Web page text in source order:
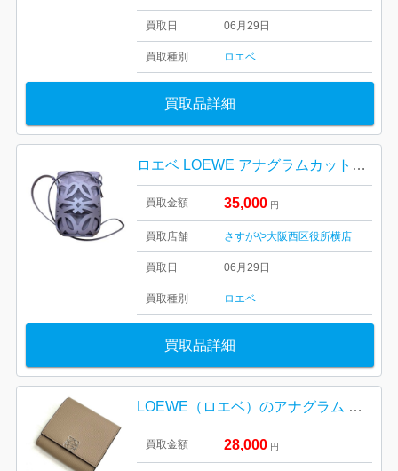
買取日 06月29日
買取種別 ロエベ
買取品詳細
ロエベ LOEWE アナグラムカットアウト ショルダーバッグ
買取金額 35,000 円
買取店舗 さすがや大阪西区役所横店
買取日 06月29日
買取種別 ロエベ
買取品詳細
LOEWE（ロエベ）のアナグラム コンパクト ジップ ウォレット
買取金額 28,000 円